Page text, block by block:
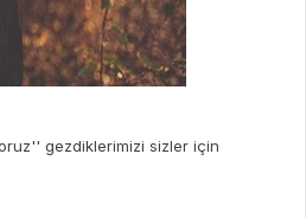
gezdiklerimizi sizler için